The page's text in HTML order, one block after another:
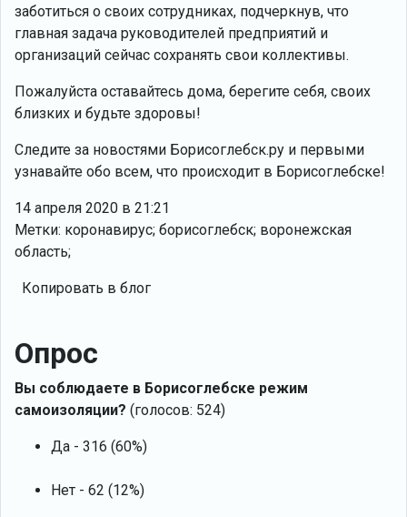
заботиться о своих сотрудниках, подчеркнув, что
главная задача руководителей предприятий и
организаций сейчас сохранять свои коллективы.
Пожалуйста оставайтесь дома, берегите себя, своих
близких и будьте здоровы!
Следите за новостями Борисоглебск.ру и первыми
узнавайте обо всем, что происходит в Борисоглебске!
14 апреля 2020 в 21:21
Метки: коронавирус; борисоглебск; воронежская
область;
Копировать в блог
Опрос
Вы соблюдаете в Борисоглебске режим
самоизоляции? (голосов: 524)
Да - 316 (60%)
Нет - 62 (12%)